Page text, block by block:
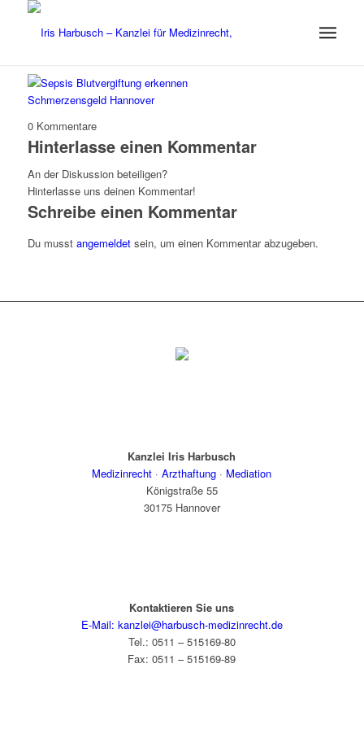
0 Kommentare
Hinterlasse einen Kommentar
An der Diskussion beteiligen?
Hinterlasse uns deinen Kommentar!
Schreibe einen Kommentar
Du musst angemeldetsein, um einen Kommentar abzugeben.
Kanzlei Iris Harbusch
Medizinrecht ·Arzthaftung · Mediation
Königstraße 55
30175 Hannover
Kontaktieren Sie uns
E-Mail: kanzlei@harbusch-medizinrecht.de
Tel.: 0511 – 515169-80
Fax: 0511 – 515169-89